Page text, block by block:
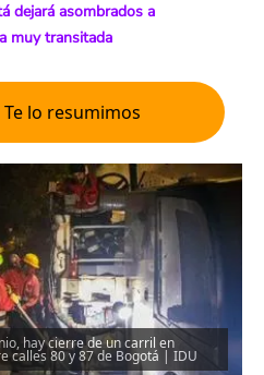
dejará asombrados a
muy transitada
Te lo resumimos
hay cierre de un carril en
calles 80 y 87 de Bogotá | IDU